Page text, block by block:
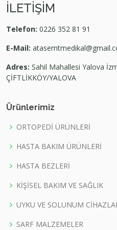
İLETİŞİM
Telefon: 0226 352 81 91
E-Mail:
Adres: Sahil Mahallesi Yalova
ÇİFTLİKKÖY/YALOVA
Ürünlerimiz
ORTOPEDİ ÜRÜNLERİ
HASTA BAKIM ÜRÜNLERİ
HASTA BEZLERİ
KİŞİSEL BAKIM VE SAĞLIK
UYKU VE SOLUNUM
SARF MALZEMELER